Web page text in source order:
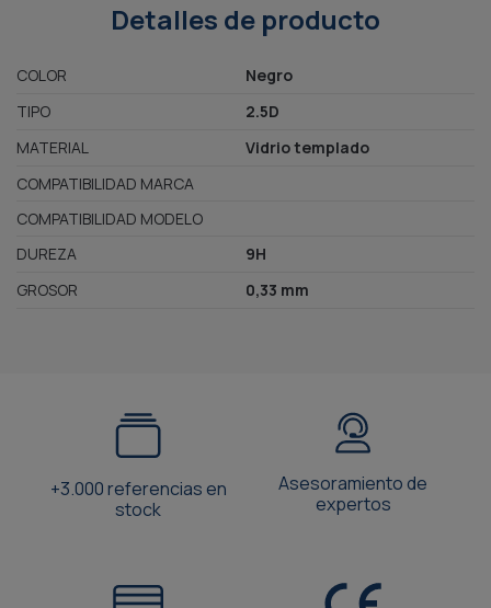
Detalles de producto
COLOR
Negro
TIPO
2.5D
MATERIAL
Vidrio templado
COMPATIBILIDAD MARCA
COMPATIBILIDAD MODELO
DUREZA
9H
GROSOR
0,33 mm
+3.000 referencias en
stock
Asesoramiento de
expertos